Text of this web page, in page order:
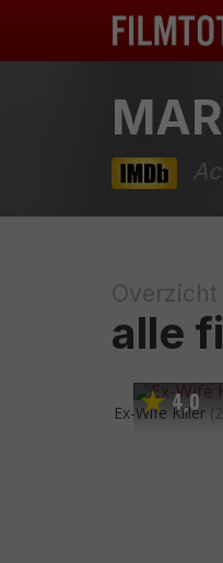
Overzicht
alle
4,0
Ex-Wife Killer